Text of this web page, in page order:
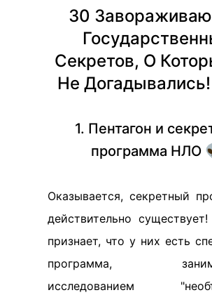
30
Секретов, О
Не
1. Пентагон и
программа НЛО
Оказывается, секретный
действительно существует!
признает, что у них есть
программа,
исследованием